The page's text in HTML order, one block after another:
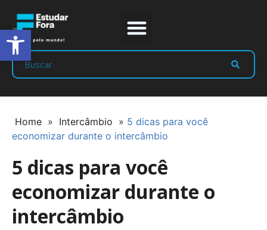
Home » Intercâmbio » 5 dicas para você
economizar durante o intercâmbio
5 dicas para você
economizar durante o
intercâmbio
Abrir a barra de ferramentas